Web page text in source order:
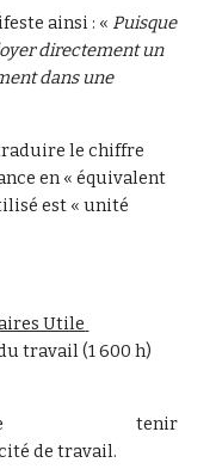
ainsi : «
Puisque
directement un
dans une
en « équivalent
est « unité
travail (1 600 h)
de travail.